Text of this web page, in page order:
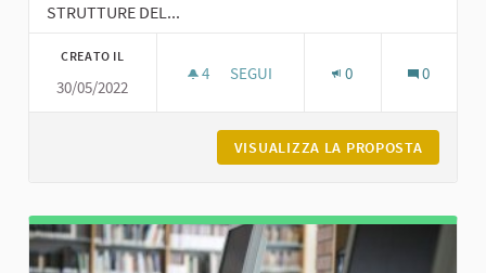
STRUTTURE DEL...
CREATO IL
30/05/2022
4 4 SOSTENITORI
SEGUI 0 0
VISUALIZZA LA PROPOSTA